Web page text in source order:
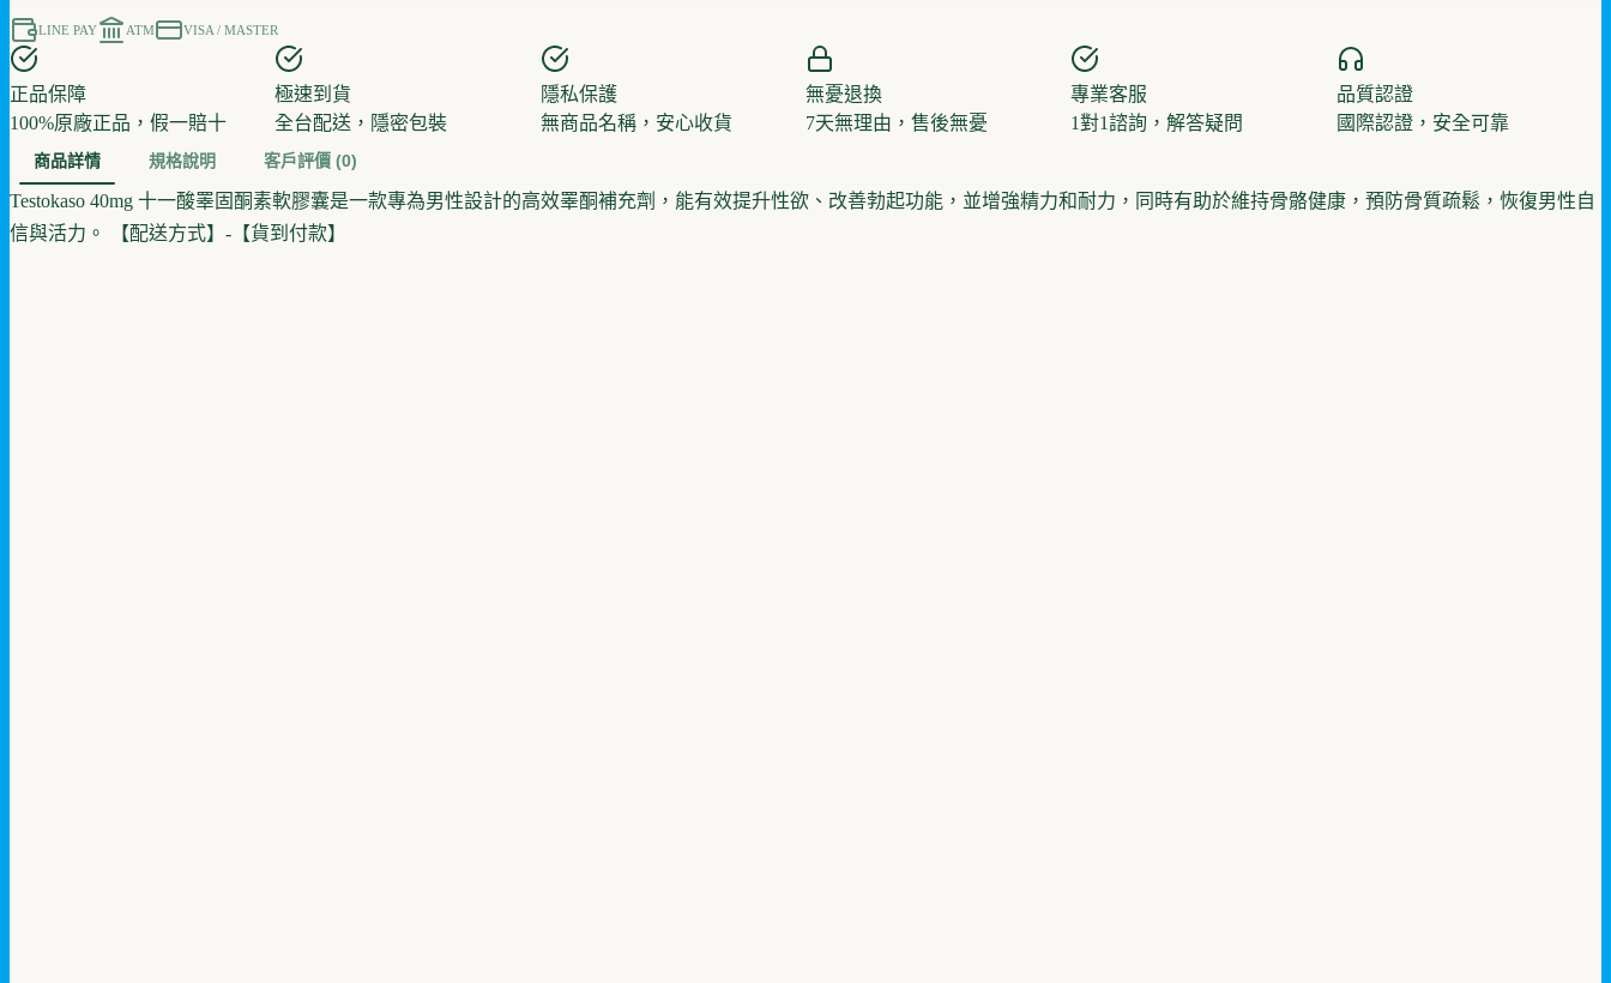
LINE PAY ATM VISA / MASTER
正品保障
100%原廠正品，假一賠十
極速到貨
全台配送，隱密包裝
隱私保護
無商品名稱，安心收貨
無憂退換
7天無理由，售後無憂
專業客服
1對1諮詢，解答疑問
品質認證
國際認證，安全可靠
商品詳情 規格說明 客戶評價 (0)
Testokaso 40mg 十一酸睪固酮素軟膠囊是一款專為男性設計的高效睪酮補充劑，能有效提升性欲、改善勃起功能，並增強精力和耐力，同時有助於維持骨骼健康，預防骨質疏鬆，恢復男性自
信與活力。 【配送方式】-【貨到付款】